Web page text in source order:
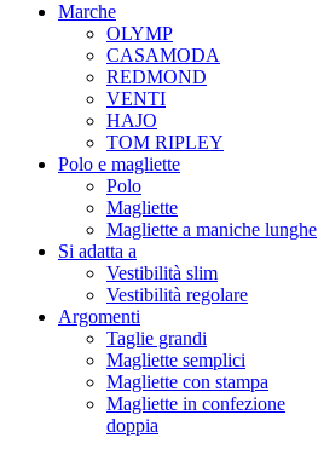
Marche
OLYMP
CASAMODA
REDMOND
VENTI
HAJO
TOM RIPLEY
Polo e magliette
Polo
Magliette
Magliette a maniche lunghe
Si adatta a
Vestibilità slim
Vestibilità regolare
Argomenti
Taglie grandi
Magliette semplici
Magliette con stampa
Magliette in confezione
doppia